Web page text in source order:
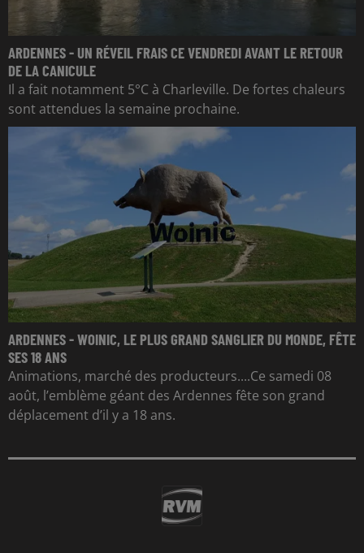
ARDENNES - UN RÉVEIL FRAIS CE VENDREDI AVANT LE RETOUR
DE LA CANICULE
Il a fait notamment 5°C à Charleville. De fortes chaleurs
sont attendues la semaine prochaine.
ARDENNES - WOINIC, LE PLUS GRAND SANGLIER DU MONDE, FÊTE
SES 18 ANS
Animations, marché des producteurs....Ce samedi 08
août, l’emblème géant des Ardennes fête son grand
déplacement d’il y a 18 ans.